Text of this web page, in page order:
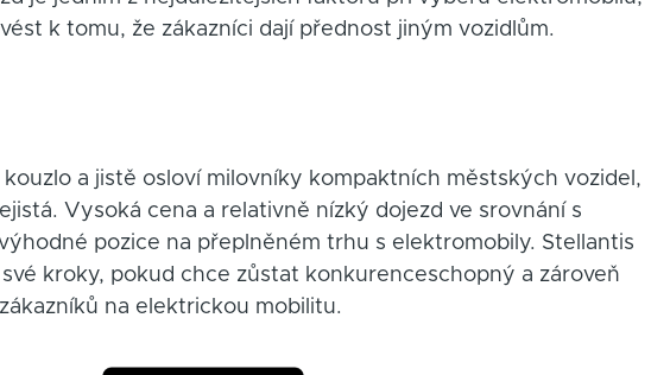
k tomu, že zákazníci dají přednost jiným vozidlům.
a jistě osloví milovníky kompaktních městských vozidel,
Vysoká cena a relativně nízký dojezd ve srovnání s
pozice na přeplněném trhu s elektromobily. Stellantis
kroky, pokud chce zůstat konkurenceschopný a zároveň
na elektrickou mobilitu.